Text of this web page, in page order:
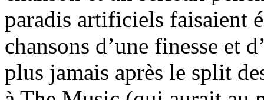
paradis artificiels faisaient
chansons d’une finesse et
plus jamais après le split